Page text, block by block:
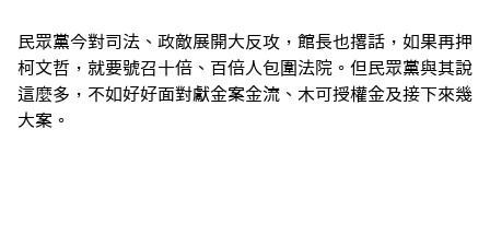
民眾黨今對司法、政敵展開大反攻，館長也撂話，如果再押
柯文哲，就要號召十倍、百倍人包圍法院。但民眾黨與其說
這麼多，不如好好面對獻金案金流、木可授權金及接下來幾
大案。